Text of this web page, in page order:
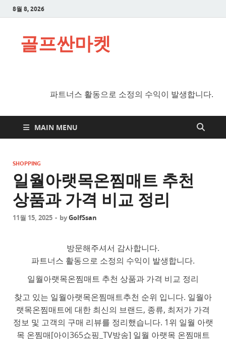
8월 8, 2026
골프싼마켓
파트너스 활동으로 소정의 수익이 발생합니다.
MAIN MENU
SHOPPING
일월아랫목온찜매트 추천
상품과 가격 비교 정리
11월 15, 2025 - byGolfSsan
방문해주셔서 감사합니다.
파트너스 활동으로 소정의 수익이 발생합니다.
일월아랫목온찜매트 추천 상품과 가격 비교 정리
찾고 있는 일월아랫목온찜매트추천 순위 입니다. 일월아
랫목온찜매트에 대한 최신의 브랜드, 종류, 최저가 가격
정보 및 고객의 구매 리뷰를 정리했습니다. 1위 일월 아랫
목 온찜매[아이365쇼핑_TV방송] 일월 아랫목 온찜매트